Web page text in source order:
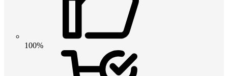
100%